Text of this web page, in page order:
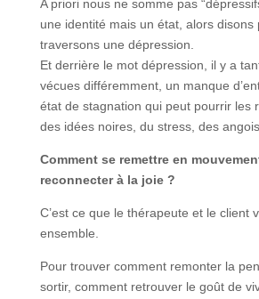
A priori nous ne somme pas
une identité mais un état, alors disons
traversons une dépression.
Et derrière le mot dépression, il y a
vécues différemment, un manque
état de stagnation qui peut pourrir les
des idées noires, du stress, des
Comment se remettre en
reconnecter à la joie ?
C’est ce que le thérapeute et le client
ensemble.
Pour trouver comment remonter la
sortir, comment retrouver le goût de